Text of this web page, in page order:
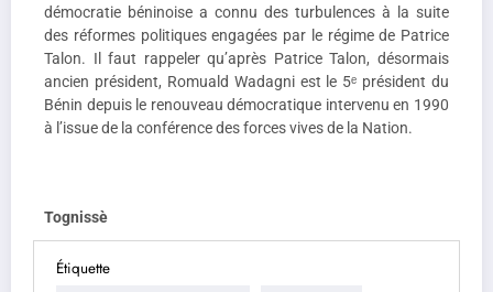
démocratie béninoise a connu des turbulences à la suite
des réformes politiques engagées par le régime de Patrice
Talon. Il faut rappeler qu’après Patrice Talon, désormais
ancien président, Romuald Wadagni est le 5ᵉ président du
Bénin depuis le renouveau démocratique intervenu en 1990
à l’issue de la conférence des forces vives de la Nation.
Tognissè
Étiquette